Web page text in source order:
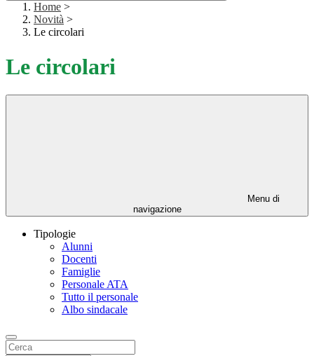
Home >
Novità >
Le circolari
Le circolari
Menu di
navigazione
Tipologie
Alunni
Docenti
Famiglie
Personale ATA
Tutto il personale
Albo sindacale